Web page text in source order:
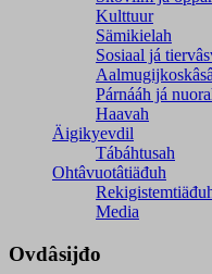
Kulttuur
Sämikielah
Sosiaal já
Párnááh já
Haavah
Äigikyevdil
Tábáhtusah
Ohtâvuotâtiäđuh
Media
Ovdâsijđo